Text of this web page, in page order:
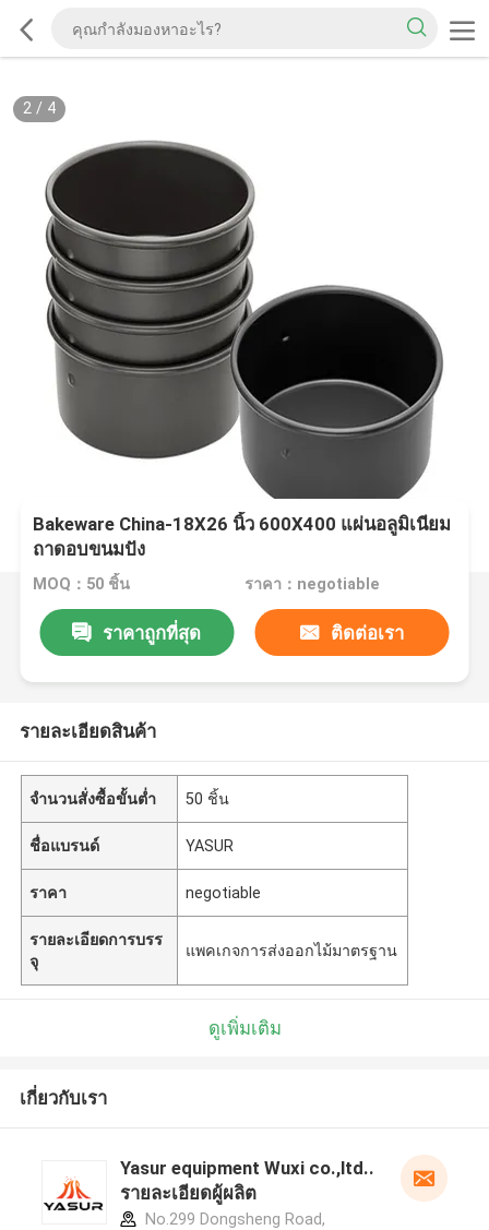
2/ 4
Bakeware China-18X26 นิ้ว 600X400 แผ่นอลูมิเนียม
ถาดอบขนมปัง
MOQ：50 ชิ้น ราคา：negotiable
ราคาถูกที่สุด ติดต่อเรา
รายละเอียดสินค้า
จำนวนสั่งซื้อขั้นต่ำ 50 ชิ้น
ชื่อแบรนด์ YASUR
ราคา negotiable
รายละเอียดการบรร
จุ
แพคเกจการส่งออกไม้มาตรฐาน
ดูเพิ่มเติม
เกี่ยวกับเรา
Yasur equipment Wuxi co.,ltd..
รายละเอียดผู้ผลิต
No.299 Dongsheng Road,